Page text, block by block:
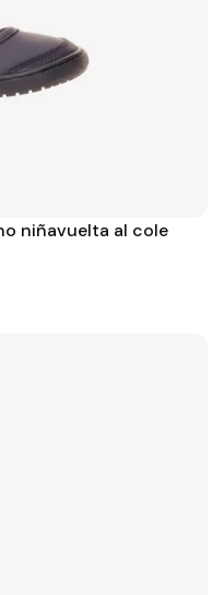
niñavuelta al cole